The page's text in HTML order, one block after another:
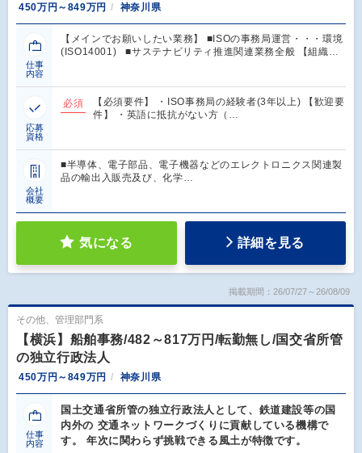
450万円～849万円
神奈川県
仕事
内容
【メインでお願いしたい業務】 ■ISOの事務局運営・・・環境
(ISO14001) ■サステナビリティ推進関連業務全般 【組織…
応募
資格
必須
【必須要件】 ・ISO事務局の経験者(3年以上) 【歓迎要
件】 ・英語に抵抗がない方（…
会社
概要
■半導体、電子部品、電子機器などのエレクトロニクス関連製
品の輸出入販売及び、化学…
気になる 詳細を見る
掲載期間：26/07/27～26/08/09
その他、管理部門系
【横浜】船舶事務/482～817万円/転勤無し/国交省所管
の独立行政法人
450万円～849万円 神奈川県
仕事
内容
国土交通省所管の独立行政法人として、鉄道建設等の国
内外の 交通ネットワークづくりに貢献している機構で
す。 年次に関わらず挑戦できる風土が特徴です。